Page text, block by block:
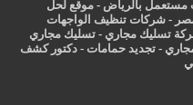
مستعمل بالرياض - موقع لحل
-شركات تنظيف الواجهات
تسليك مجاري -تسليك مجاري
-تجديد حمامات -دكتور كشف